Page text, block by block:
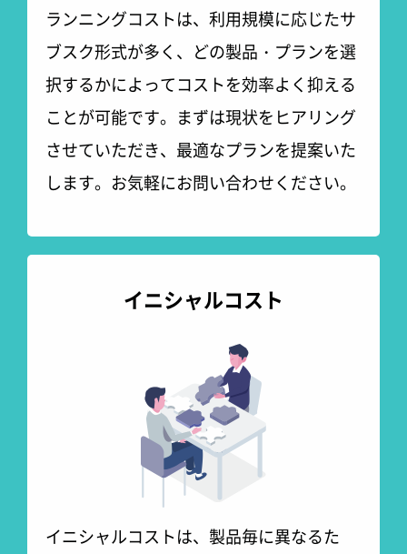
ランニングコストは、利用規模に応じたサ
ブスク形式が多く、どの製品・プランを選
択するかによってコストを効率よく抑える
ことが可能です。まずは現状をヒアリング
させていただき、最適なプランを提案いた
します。お気軽にお問い合わせください。
イニシャルコスト
イニシャルコストは、製品毎に異なるた